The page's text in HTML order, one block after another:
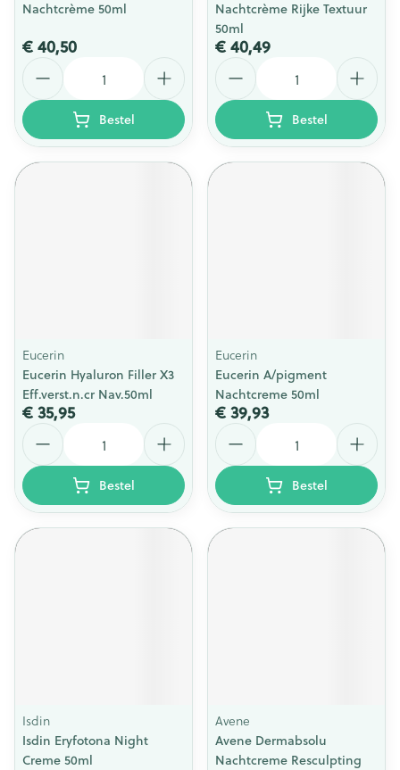
Nachtcrème 50ml
€ 40,50
Bestel
Nachtcrème Rijke Textuur
50ml
€ 40,49
Bestel
Eucerin
Eucerin Hyaluron Filler X3
Eff.verst.n.cr Nav.50ml
€ 35,95
Bestel
Eucerin
Eucerin A/pigment
Nachtcreme 50ml
€ 39,93
Aantal
Bestel
Isdin
Isdin Eryfotona Night
Creme 50ml
Avene
Avene Dermabsolu
Nachtcreme Resculpting